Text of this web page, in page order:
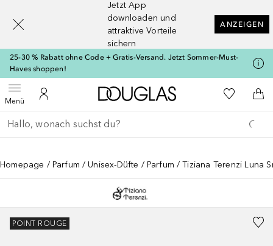
Jetzt App
downloaden und
attraktive Vorteile
sichern
ANZEIGEN
25-30 % Rabatt ohne Code + Gratis-Versand. Jetzt Sommer-Must-
Haves shoppen!
MenüMenü öffnenZu Meinem Kundenkonto
Zur Douglas Startseite
Zu Meiner
Gehe zurück
Suche ausführen
Homepage Parfum Unisex-Düfte Parfum Tiziana Terenzi Luna
POINT ROUGE
[navigation.slideout.screenreader]